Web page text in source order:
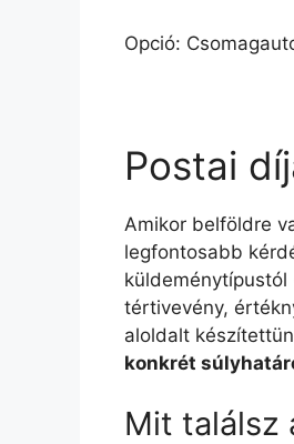
Opció:
Postai
Amikor belföldre
legfontosabb
küldeménytípustól
tértivevény,
aloldalt
konkrét
Mit találsz